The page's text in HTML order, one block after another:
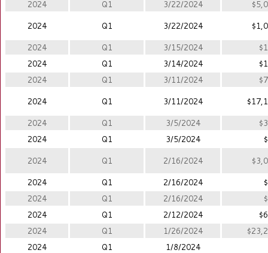
2024
Q1 3/22/2024
2024
Q1 3/22/2024
2024
Q1 3/15/2024
2024
Q1 3/14/2024
2024
Q1 3/11/2024
2024
Q1 3/11/2024
2024
Q1 3/5/2024
2024
Q1 3/5/2024
2024
Q1 2/16/2024
2024
Q1 2/16/2024
2024
Q1 2/16/2024
2024
Q1 2/12/2024
2024
Q1 1/26/2024
2024
Q1
1/8/2024